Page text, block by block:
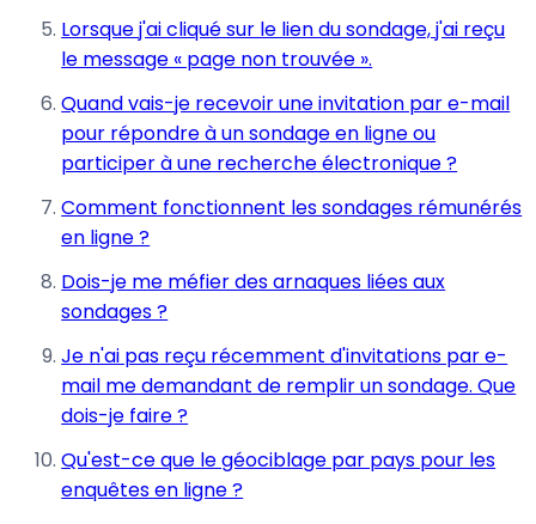
Lorsque j'ai cliqué sur le lien du sondage, j'ai reçu
le message « page non trouvée ».
Quand vais-je recevoir une invitation par e-mail
pour répondre à un sondage en ligne ou
participer à une recherche électronique ?
Comment fonctionnent les sondages rémunérés
en ligne ?
Dois-je me méfier des arnaques liées aux
sondages ?
Je n'ai pas reçu récemment d'invitations par e-
mail me demandant de remplir un sondage. Que
dois-je faire ?
Qu'est-ce que le géociblage par pays pour les
enquêtes en ligne ?